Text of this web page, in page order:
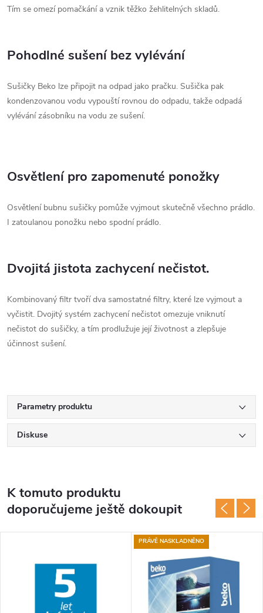
Tím se omezí pomačkání a vznik těžko žehlitelných skladů.
Pohodlné sušení bez vylévání
Sušičky Beko lze připojit na odpad jako pračku. Sušička pak
kondenzovanou vodu vypouští rovnou do odpadu, takže odpadá
vylévání zásobníku na vodu ze sušení.
Osvětlení pro zapomenuté ponožky
Osvětlení bubnu sušičky pomůže vyjmout skutečně všechno prádlo.
I zatoulanou ponožku nebo spodní prádlo.
Dvojitá jistota zachycení nečistot.
Kombinovaný filtr tvoří dva samostatné filtry, které lze vyjmout a
vyčistit. Dvojitý systém zachycení nečistot omezuje vniknutí
nečistot do sušičky, a tím prodlužuje její životnost a zlepšuje
účinnost sušení.
Parametry produktu
Diskuse
K tomuto produktu
doporučujeme ještě dokoupit
PRÁVĚ NASKLADNĚNO